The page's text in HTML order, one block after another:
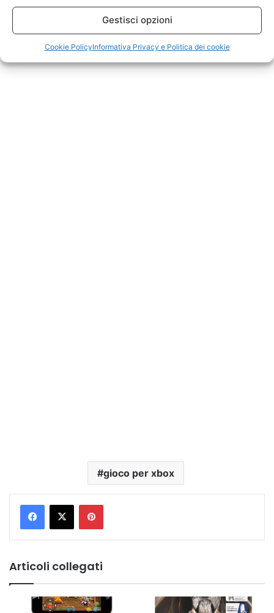
Gestisci opzioni
Cookie PolicyInformativa Privacy e Politica dei cookie
gioco per xbox
Pinterest
Articoli collegati